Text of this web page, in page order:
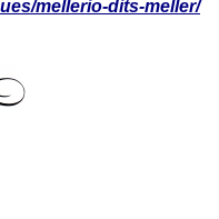
mellerio-dits-meller/